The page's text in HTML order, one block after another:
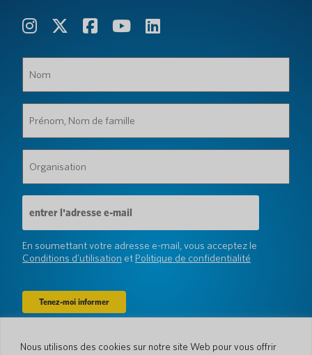
Nous utilisons des cookies sur notre site Web pour vous offrir
(Obligatoire)
Nom
de
famille
(Obligatoire)
(Obligatoire)
Adresse
e-
mail
(Obligatoire)
En soumettant votre adresse e-mail, vous acceptez le
Conditions d'utilisation et Politique de confidentialité